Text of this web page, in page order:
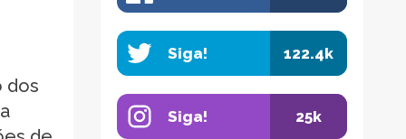
dos
Siga! 122.4k
Siga! 25k